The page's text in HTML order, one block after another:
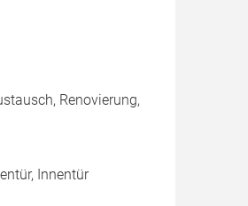
Renovierung,
Innentür